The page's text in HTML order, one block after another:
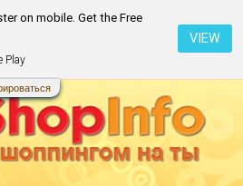
on mobile. Get the Free
Play
VIEW